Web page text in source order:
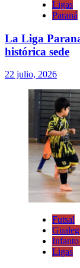
Ligas
Paraná
La Liga
histórica sede
22 julio, 2026
Futsal
Ligas